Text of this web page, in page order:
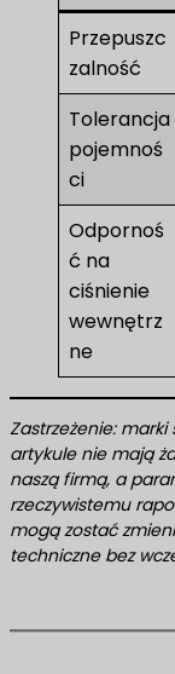
Przepuszc
zalność
Tolerancja
pojemnoś
ci
Odpornoś
ć na
ciśnienie
wewnętrz
ne
Zastrzeżenie:
artykule nie mają
naszą firmą, a
rzeczywistemu
mogą zostać
techniczne bez